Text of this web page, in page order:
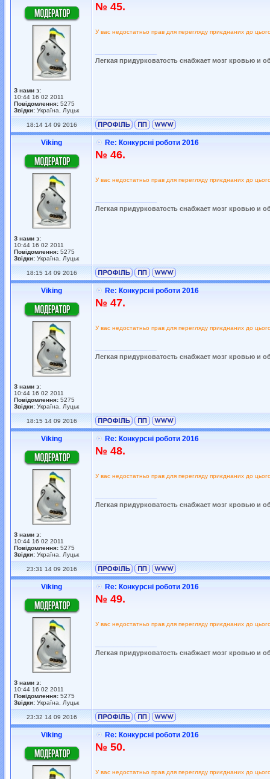
З нами з:
10:44 16 02 2011
Повідомлення: 5275
Звідки: Україна, Луцьк
№ 45.
У вас недостатньо прав для перегляду приєднаних до
Легкая придурковатость снабжает мозг кровью и
18:14 14 09 2016
Viking
З нами з:
10:44 16 02 2011
Повідомлення: 5275
Звідки: Україна, Луцьк
Re: Конкурсні роботи 2016
№ 46.
У вас недостатньо прав для перегляду приєднаних до
Легкая придурковатость снабжает мозг кровью и
18:15 14 09 2016
Viking
З нами з:
10:44 16 02 2011
Повідомлення: 5275
Звідки: Україна, Луцьк
Re: Конкурсні роботи 2016
№ 47.
У вас недостатньо прав для перегляду приєднаних до
Легкая придурковатость снабжает мозг кровью и
18:15 14 09 2016
Viking
З нами з:
10:44 16 02 2011
Повідомлення: 5275
Звідки: Україна, Луцьк
Re: Конкурсні роботи 2016
№ 48.
У вас недостатньо прав для перегляду приєднаних до
Легкая придурковатость снабжает мозг кровью и
23:31 14 09 2016
Viking
З нами з:
10:44 16 02 2011
Повідомлення: 5275
Звідки: Україна, Луцьк
Re: Конкурсні роботи 2016
№ 49.
У вас недостатньо прав для перегляду приєднаних до
Легкая придурковатость снабжает мозг кровью и
23:32 14 09 2016
Viking Re: Конкурсні роботи 2016
№ 50.
У вас недостатньо прав для перегляду приєднаних до